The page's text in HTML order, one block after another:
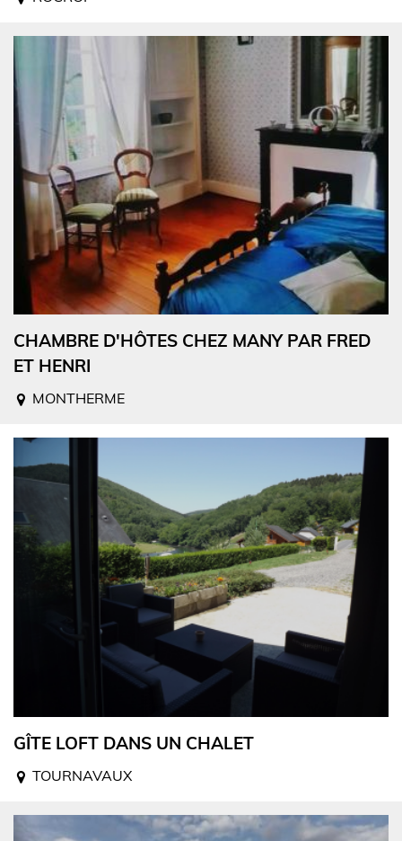
CHAMBRE D'HÔTES CHEZ MANY PAR FRED
ET HENRI
MONTHERME
GÎTE LOFT DANS UN CHALET
TOURNAVAUX